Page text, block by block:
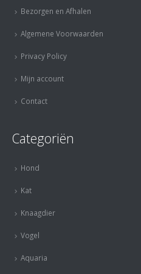
Bezorgen en Afhalen
Algemene Voorwaarden
Privacy Policy
Mijn account
Contact
Categoriën
Hond
Kat
Knaagdier
Vogel
Aquaria